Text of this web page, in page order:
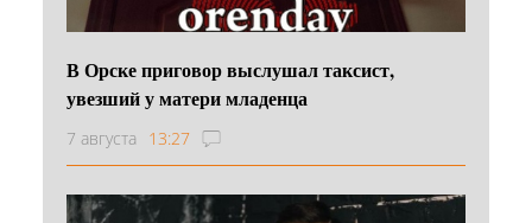
В Орске приговор выслушал таксист,
увезший у матери младенца
7 августа 13:27